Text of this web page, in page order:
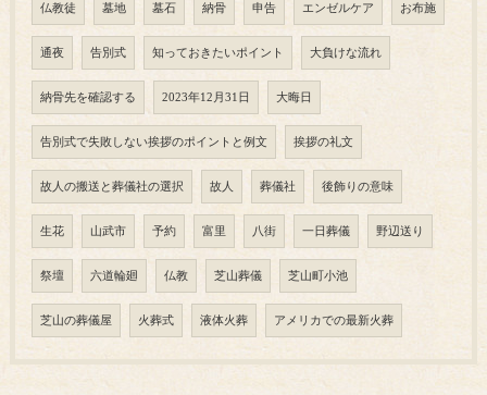
仏教徒 墓地 墓石 納骨 申告 エンゼルケア お布施
通夜 告別式 知っておきたいポイント 大負けな流れ
納骨先を確認する 2023年12月31日 大晦日
告別式で失敗しない挨拶のポイントと例文 挨拶の礼文
故人の搬送と葬儀社の選択 故人 葬儀社 後飾りの意味
生花 山武市 予約 富里 八街 一日葬儀 野辺送り
祭壇 六道輪廻 仏教 芝山葬儀 芝山町小池
芝山の葬儀屋 火葬式 液体火葬 アメリカでの最新火葬